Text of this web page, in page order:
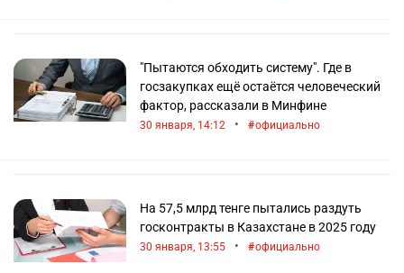
"Пытаются обходить систему". Где в
госзакупках ещё остаётся человеческий
фактор, рассказали в Минфине
30 января, 14:12 • официально
На 57,5 млрд тенге пытались раздуть
госконтракты в Казахстане в 2025 году
30 января, 13:55 • официально